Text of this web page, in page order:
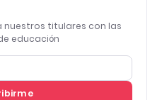
nuestros titulares con las
educación